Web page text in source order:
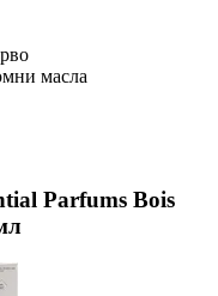
масла
Parfums Bois